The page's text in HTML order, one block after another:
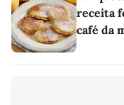
receita
café da